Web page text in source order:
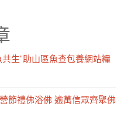
生”助山區魚查包養網站糧
節禮佛浴佛 逾萬信眾齊聚佛